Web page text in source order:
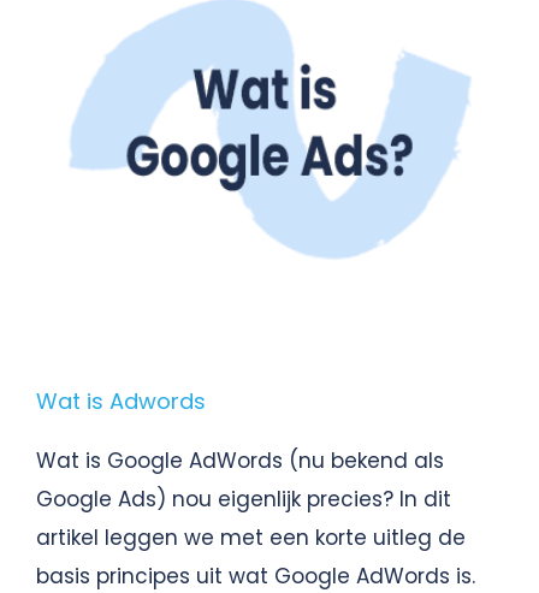
Wat is Adwords
Wat is Google AdWords (nu bekend als
Google Ads) nou eigenlijk precies? In dit
artikel leggen we met een korte uitleg de
basis principes uit wat Google AdWords is.